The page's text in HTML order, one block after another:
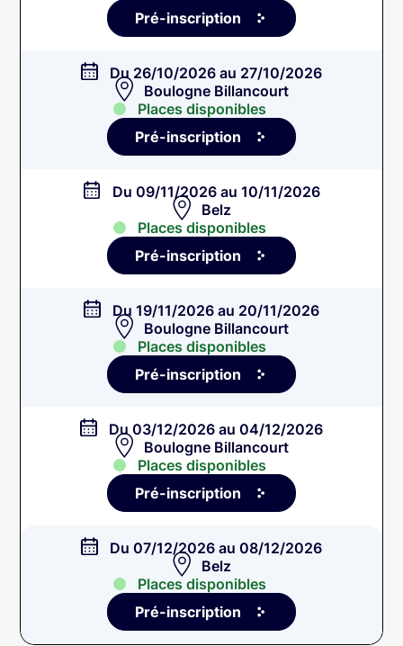
Pré-inscription
Du 26/10/2026 au 27/10/2026
Boulogne Billancourt
Places disponibles
Pré-inscription
Du 09/11/2026 au 10/11/2026
Belz
Places disponibles
Pré-inscription
Du 19/11/2026 au 20/11/2026
Boulogne Billancourt
Places disponibles
Pré-inscription
Du 03/12/2026 au 04/12/2026
Boulogne Billancourt
Places disponibles
Pré-inscription
Du 07/12/2026 au 08/12/2026
Belz
Places disponibles
Pré-inscription